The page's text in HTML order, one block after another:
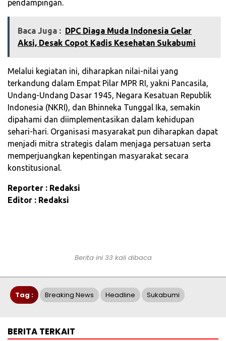
pendampingan.
Baca Juga : DPC Diaga Muda Indonesia Gelar
Aksi, Desak Copot Kadis Kesehatan Sukabumi
Melalui kegiatan ini, diharapkan nilai-nilai yang
terkandung dalam Empat Pilar MPR RI, yakni Pancasila,
Undang-Undang Dasar 1945, Negara Kesatuan Republik
Indonesia (NKRI), dan Bhinneka Tunggal Ika, semakin
dipahami dan diimplementasikan dalam kehidupan
sehari-hari. Organisasi masyarakat pun diharapkan dapat
menjadi mitra strategis dalam menjaga persatuan serta
memperjuangkan kepentingan masyarakat secara
konstitusional.
Reporter : Redaksi
Editor : Redaksi
Berita ini 33 kali dibaca
Tag : Breaking News Headline Sukabumi
BERITA TERKAIT